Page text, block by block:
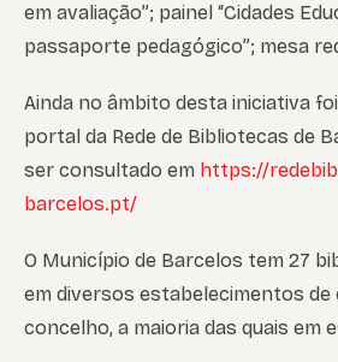
em avaliação”; painel “Cidades
passaporte pedagógico”; mesa
Ainda no âmbito desta iniciativa
portal da Rede de Bibliotecas de
ser consultado em https://
barcelos.pt/
O Município de Barcelos tem 27
em diversos estabelecimentos de
concelho, a maioria das quais em